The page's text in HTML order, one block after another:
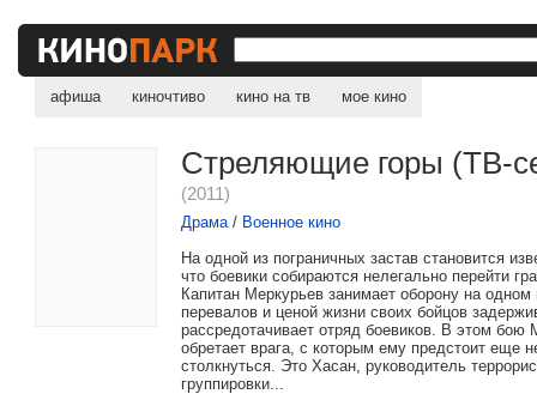
афиша киночтиво кино на тв мое кино
Стреляющие горы (ТВ-
(2011)
Драма/ Военное кино
На одной из пограничных застав становится
что боевики собираются нелегально перейти
Капитан Меркурьев занимает оборону на одном
перевалов и ценой жизни своих бойцов
рассредотачивает отряд боевиков. В этом бою
обретает врага, с которым ему предстоит еще
столкнуться. Это Хасан, руководитель
группировки...